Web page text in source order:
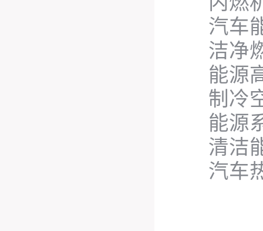
汽车
洁净
能源
制冷
能源
清洁
汽车